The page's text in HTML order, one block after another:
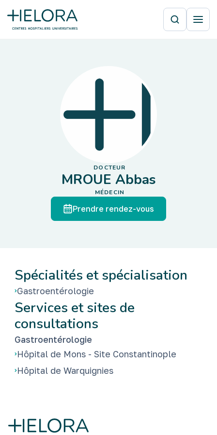
DOCTEUR
MROUE Abbas
MÉDECIN
Prendre rendez-vous
Spécialités et spécialisation
Gastroentérologie
Services et sites de
consultations
Gastroentérologie
Hôpital de Mons - Site Constantinople
Hôpital de Warquignies